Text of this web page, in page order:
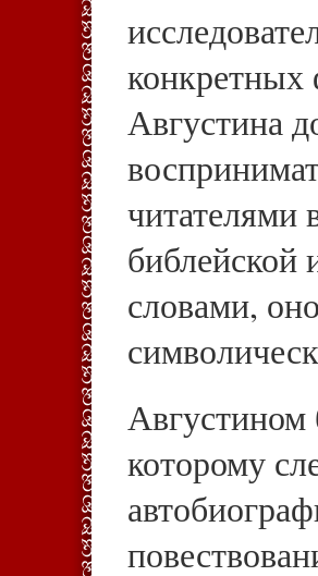
конкретных
Августина
читателями
словами,
Августином
которому